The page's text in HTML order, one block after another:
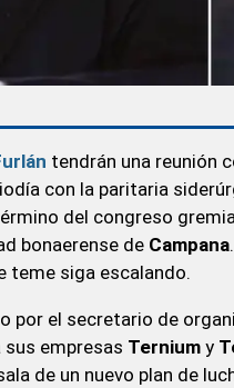
tendrán una reunión
con la paritaria
del congreso
bonaerense de Campana
teme siga escalando.
por el secretario de
sus empresas Ternium y
de un nuevo plan de